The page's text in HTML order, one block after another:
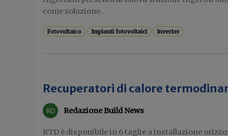
come soluzione...
Fotovoltaico Impianti fotovoltaici Inverter
Recuperatori di calore
Redazione Build News
RTD è disponibile in 6 taglie a installazione